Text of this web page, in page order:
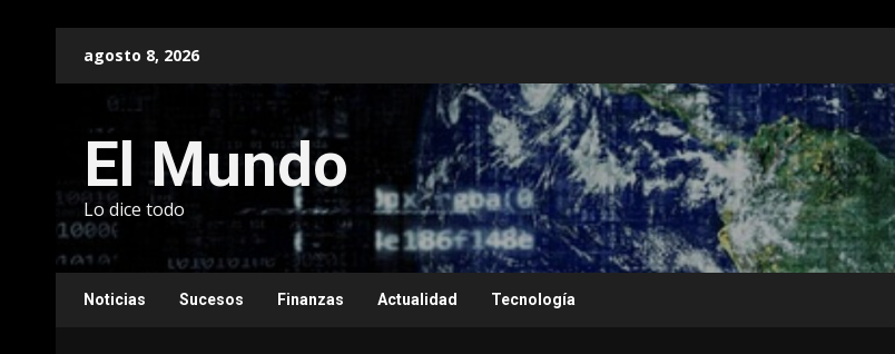
agosto 8, 2026
El Mundo
Lo dice todo
Noticias Sucesos Finanzas Actualidad Tecnología